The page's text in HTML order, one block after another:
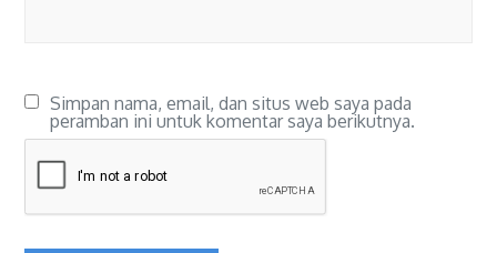
Simpan nama, email, dan situs web saya pada
peramban ini untuk komentar saya berikutnya.